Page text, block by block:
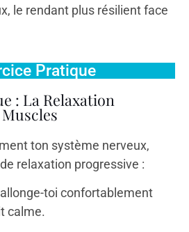
le rendant plus résilient face
Pratique
: La Relaxation
ton système nerveux,
relaxation progressive :
toi confortablement
calme.